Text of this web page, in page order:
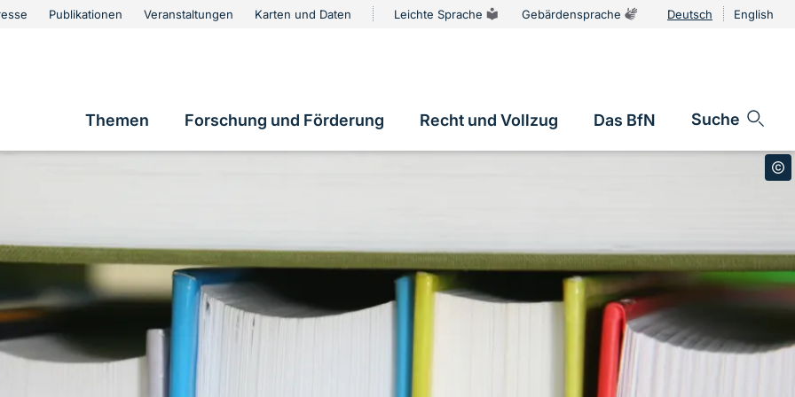
Publikationen Veranstaltungen Karten und Daten Leichte Sprache Gebärdensprache Deutsch English
Hauptnavigation
Themen Forschung und Förderung Recht und Vollzug Das BfN Suche